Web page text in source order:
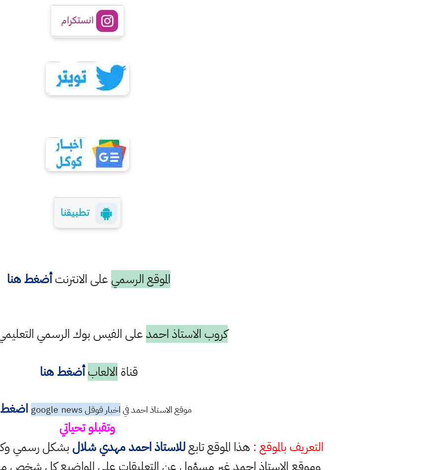
الموقع الرسمي على الانترنتأضغط هنا
كروب الاستاذ احمدعلى الفيس بوك الرسمي
قناة الالعاب أضغط هنا
موقع الاستاذ احمد فياخبار قوقل googlenews
اضغط
وتقبلو تحياتي
التعريف بالموقع : هذا الموقع تابعللاستاذ احمد مهدي شلال بشكل رسمي وكل